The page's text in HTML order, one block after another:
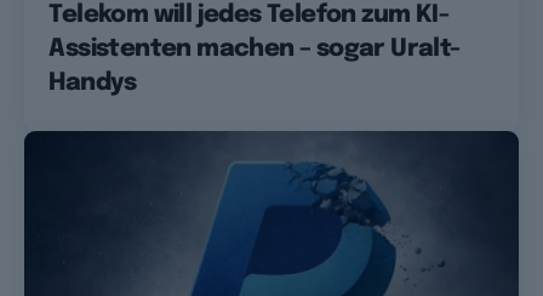
Telekom will jedes Telefon zum KI-
Assistenten machen – sogar Uralt-
Handys